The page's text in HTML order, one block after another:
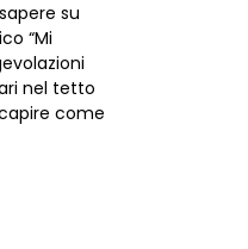
su
“Mi
nel tetto
come